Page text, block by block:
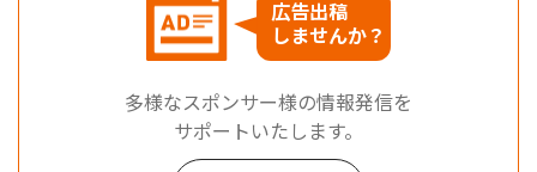
広告出稿
しませんか？
多様なスポンサー様の情報発信を
サポートいたします。